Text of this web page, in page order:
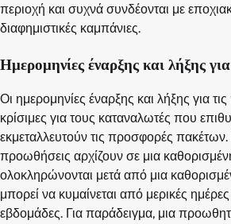
περιοχή και συχνά συνδέονται με
διαφημιστικές καμπάνιες.
Ημερομηνίες έναρξης και λήξης
Οι ημερομηνίες έναρξης και λήξης για
κρίσιμες για τους καταναλωτές που
εκμεταλλευτούν τις προσφορές πακέτων.
προωθήσεις αρχίζουν σε μια
ολοκληρώνονται μετά από μια
μπορεί να κυμαίνεται από μερικές
εβδομάδες. Για παράδειγμα, μια